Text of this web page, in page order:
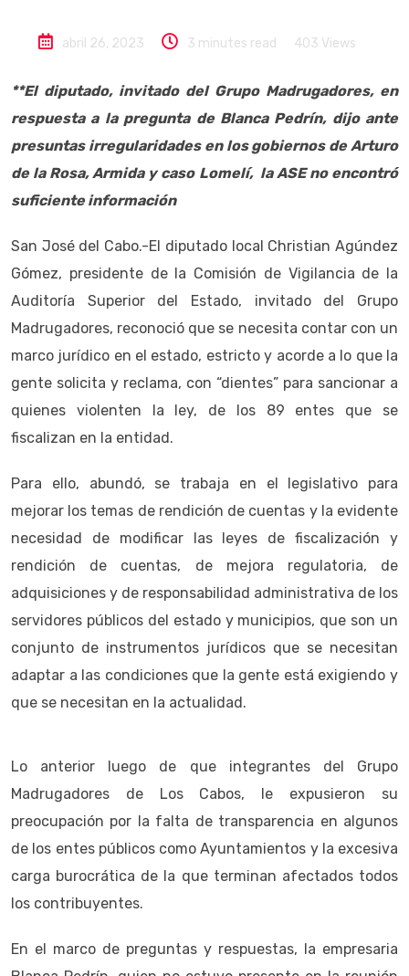
abril 26, 2023 3 minutes read 403 Views
**El diputado, invitado del Grupo Madrugadores, en
respuesta a la pregunta de Blanca Pedrín, dijo ante
presuntas irregularidades en los gobiernos de Arturo
de la Rosa, Armida y caso Lomelí, la ASE no encontró
suficiente información
San José del Cabo.-El diputado local Christian Agúndez
Gómez, presidente de la Comisión de Vigilancia de la
Auditoría Superior del Estado, invitado del Grupo
Madrugadores, reconoció que se necesita contar con un
marco jurídico en el estado, estricto y acorde a lo que la
gente solicita y reclama, con “dientes” para sancionar a
quienes violenten la ley, de los 89 entes que se
fiscalizan en la entidad.
Para ello, abundó, se trabaja en el legislativo para
mejorar los temas de rendición de cuentas y la evidente
necesidad de modificar las leyes de fiscalización y
rendición de cuentas, de mejora regulatoria, de
adquisiciones y de responsabilidad administrativa de los
servidores públicos del estado y municipios, que son un
conjunto de instrumentos jurídicos que se necesitan
adaptar a las condiciones que la gente está exigiendo y
que se necesitan en la actualidad.
Lo anterior luego de que integrantes del Grupo
Madrugadores de Los Cabos, le expusieron su
preocupación por la falta de transparencia en algunos
de los entes públicos como Ayuntamientos y la excesiva
carga burocrática de la que terminan afectados todos
los contribuyentes.
En el marco de preguntas y respuestas, la empresaria